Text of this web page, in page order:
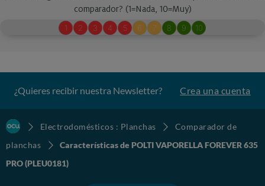
¿Quieres recibir nuestra Newsletter? Crea una cuenta
Electrodomésticos : Planchas
Comparador de
planchas
Características de POLTI VAPORELLA FOREVER 635
PRO (PLEU0181)